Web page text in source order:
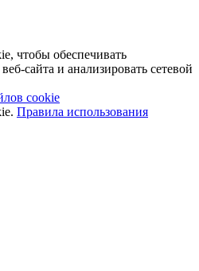
чтобы обеспечивать
сайта и анализировать сетевой
cookie
Правила использования